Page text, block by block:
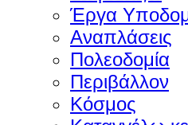
Έργα
Αναπλάσεις
Πολεοδομία
Περιβάλλον
Κόσμος